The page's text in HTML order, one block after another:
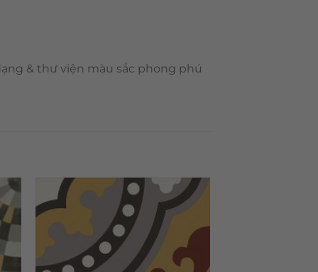
& thư viện màu sắc phong phú